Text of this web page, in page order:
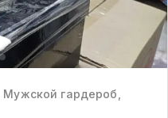
гардероб,